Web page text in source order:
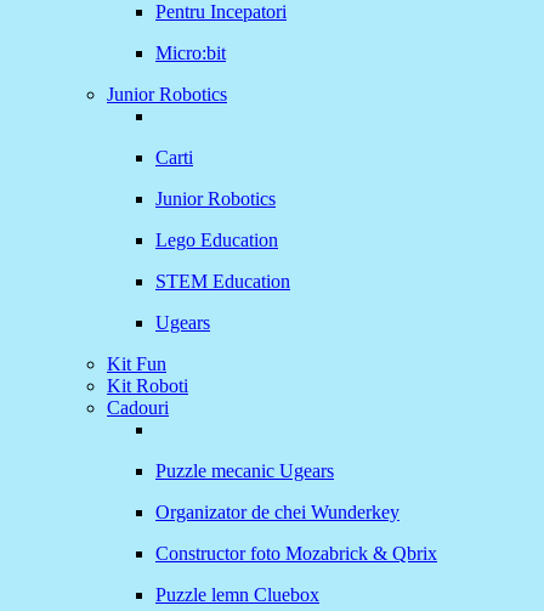
Pentru Incepatori
Micro:bit
Junior Robotics
Carti
Junior Robotics
Lego Education
STEM Education
Ugears
Kit Fun
Kit Roboti
Cadouri
Puzzle mecanic Ugears
Organizator de chei Wunderkey
Constructor foto Mozabrick & Qbrix
Puzzle lemn Cluebox